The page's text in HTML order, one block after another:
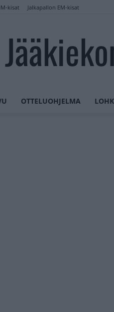
kisat Jalkapallon EM-kisat
OTTELUOHJELMA